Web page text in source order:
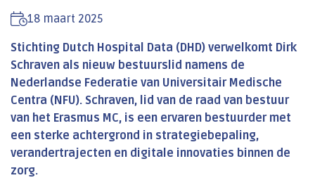
18 maart 2025
Stichting Dutch Hospital Data (DHD) verwelkomt Dirk
Schraven als nieuw bestuurslid namens de
Nederlandse Federatie van Universitair Medische
Centra (NFU). Schraven, lid van de raad van bestuur
van het Erasmus MC, is een ervaren bestuurder met
een sterke achtergrond in strategiebepaling,
verandertrajecten en digitale innovaties binnen de
zorg.